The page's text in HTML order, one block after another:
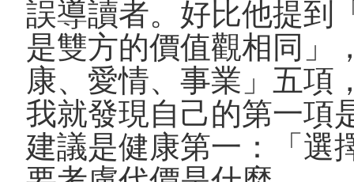
誤導讀者。好比他提到
是雙方的價值觀相同」
康、愛情、事業」五項
我就發現自己的第一項
建議是健康第一：「選